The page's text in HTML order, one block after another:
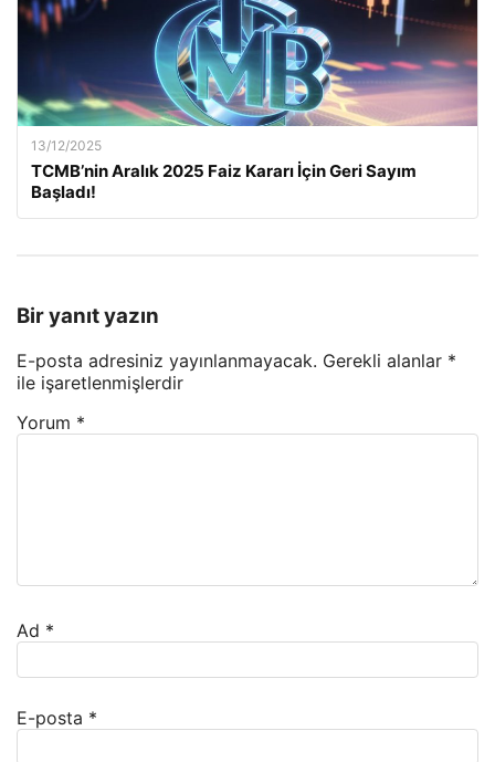
13/12/2025
TCMB’nin Aralık 2025 Faiz Kararı İçin Geri Sayım
Başladı!
Bir yanıt yazın
E-posta adresiniz yayınlanmayacak. Gerekli alanlar *
ile işaretlenmişlerdir
Yorum *
Ad *
E-posta *